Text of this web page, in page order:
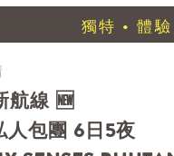
獨特 • 體
航線 🆕
人包團 6日5夜